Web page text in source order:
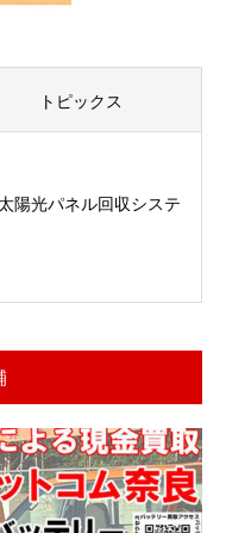
トピックス
陽光パネル回収システ